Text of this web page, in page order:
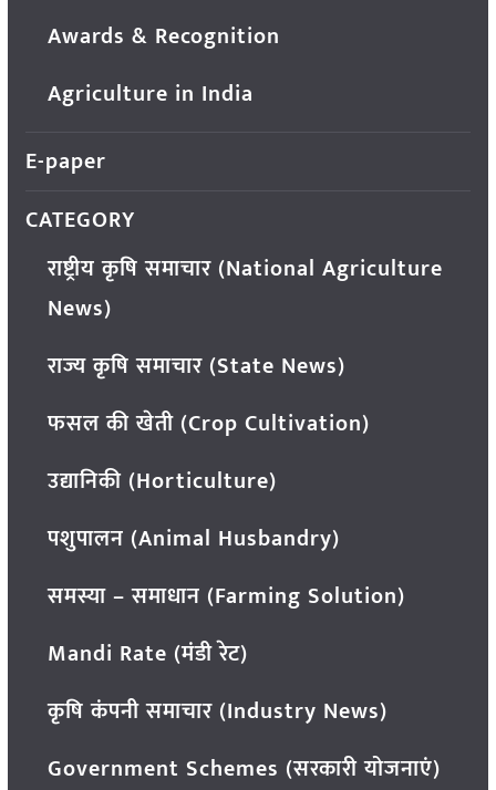
Awards & Recognition
Agriculture in India
E-paper
CATEGORY
राष्ट्रीय कृषि समाचार (National Agriculture
News)
राज्य कृषि समाचार (State News)
फसल की खेती (Crop Cultivation)
उद्यानिकी (Horticulture)
पशुपालन (Animal Husbandry)
समस्या – समाधान (Farming Solution)
Mandi Rate (मंडी रेट)
कृषि कंपनी समाचार (Industry News)
Government Schemes (सरकारी योजनाएं)